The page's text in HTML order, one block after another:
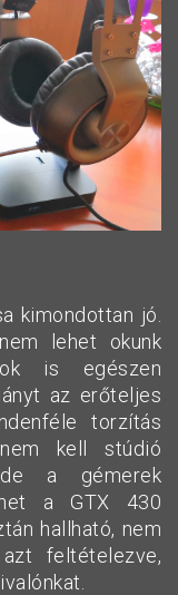
kimondottan jó.
lehet okunk
is egészen
az erőteljes
torzítás
kell stúdió
de a gémerek
a GTX 430
hallható, nem
feltételezve,